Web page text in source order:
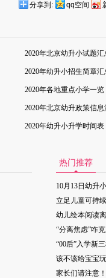
分享到: qq空间
2020年北京幼升小试题汇
2020年幼升小招生简章汇
2020年各地重点小学一览
2020年北京幼升政策信息
2020年幼升小升学时间表
热门推荐
10月13日幼升
立足儿童可持
幼儿绘本阅读
“分离焦虑”咋
“00后”入学新
该不该给宝宝
家长们请注意